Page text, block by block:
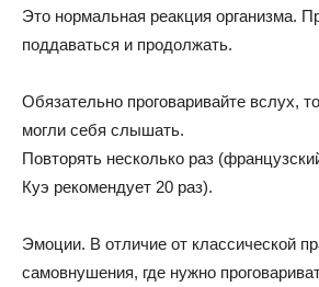
Это нормальная реакция организма.
поддаваться и продолжать.
Обязательно проговаривайте вслух,
могли себя слышать.
Повторять несколько раз
Куэ рекомендует 20 раз).
Эмоции. В отличие от классической
самовнушения, где нужно